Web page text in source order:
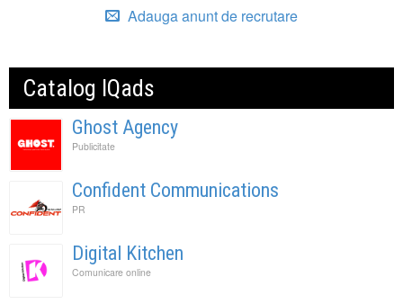
Adauga anunt de recrutare
Catalog IQads
Ghost Agency
Publicitate
Confident Communications
PR
Digital Kitchen
Comunicare online